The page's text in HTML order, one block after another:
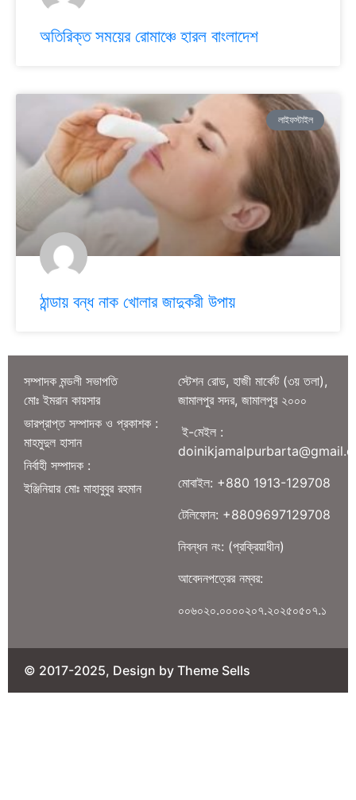
অতিরিক্ত সময়ের রোমাঞ্চে হারল বাংলাদেশ
লাইফস্টাইল
ঠান্ডায় বন্ধ নাক খোলার জাদুকরী উপায়
সম্পাদক মন্ডলী সভাপতি
মোঃ ইমরান কায়সার
ভারপ্রাপ্ত সম্পাদক ও প্রকাশক :
মাহমুদুল হাসান
নির্বাহী সম্পাদক :
ইঞ্জিনিয়ার মোঃ মাহাবুবুর রহমান
স্টেশন রোড, হাজী মার্কেট (৩য় তলা),
জামালপুর সদর, জামালপুর ২০০০
ই-মেইল :
মোবাইল: +880 1913-129708
টেলিফোন: +8809697129708
নিবন্ধন নং: (প্রক্রিয়াধীন)
আবেদনপত্রের নম্বর:
০০৬০২০.০০০০২০৭.২০২৫০৫০৭.১
© 2017-2025, Design by Theme Sells